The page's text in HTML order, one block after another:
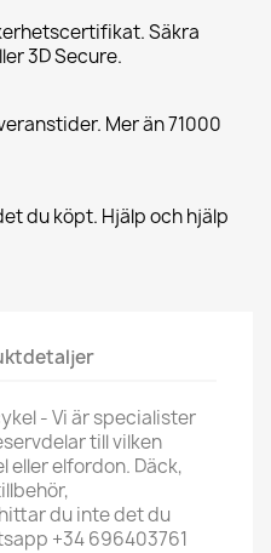
Säkra
3D Secure.
Mer än 71000
du köpt. Hjälp och hjälp
- Vi är specialister
till vilken
eller elfordon. Däck,
du inte det du
+34 696403761